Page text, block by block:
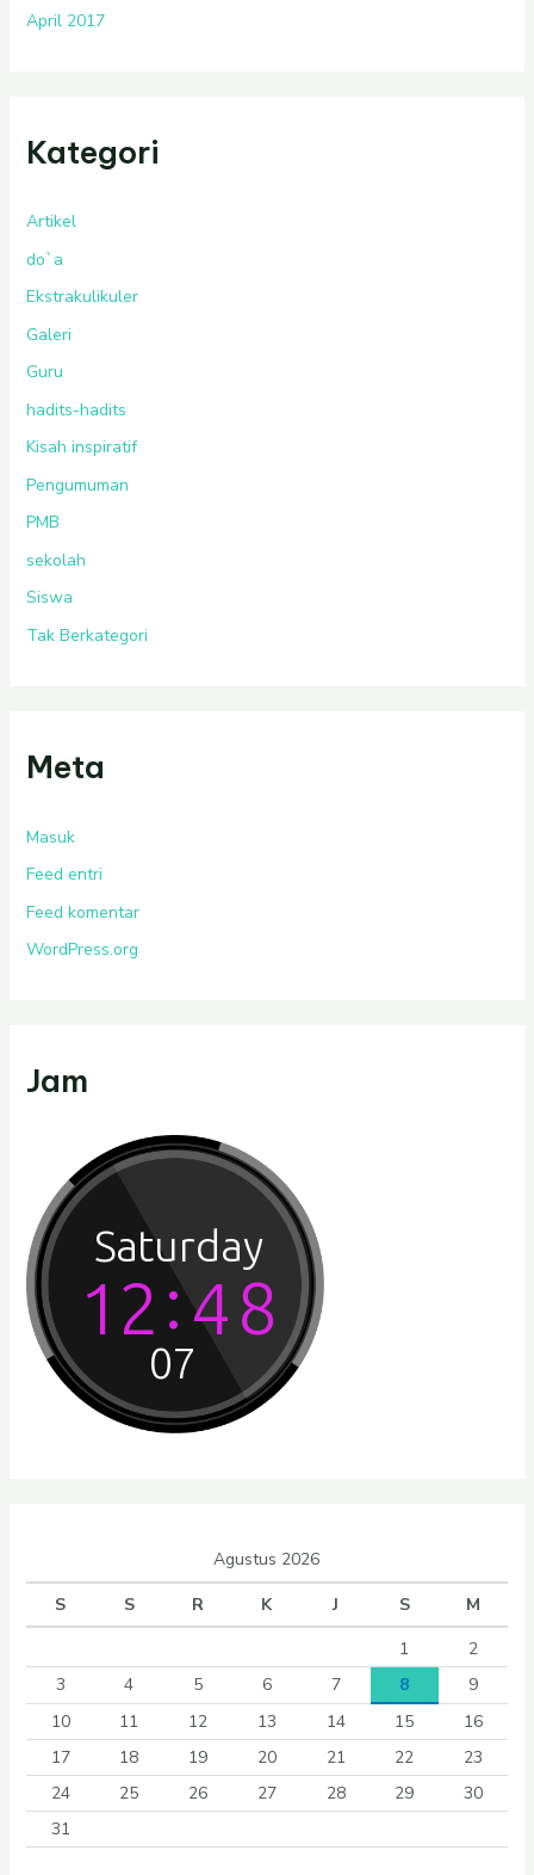
April 2017
Kategori
Artikel
do`a
Ekstrakulikuler
Galeri
Guru
hadits-hadits
Kisah inspiratif
Pengumuman
PMB
sekolah
Siswa
Tak Berkategori
Meta
Masuk
Feed entri
Feed komentar
WordPress.org
Jam
Agustus 2026
S
S R K J S
M
1
2
3
4 5 6 7 8
9
10
11 12 13 14 15
16
17
18 19 20 21 22
23
24
25 26 27 28 29
30
31